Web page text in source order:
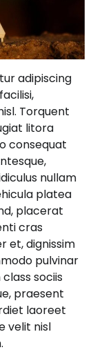
adipiscing
Torquent
litora
consequat
nullam
platea
placerat
cras
et, dignissim
pulvinar
sociis
praesent
laoreet
velit nisl